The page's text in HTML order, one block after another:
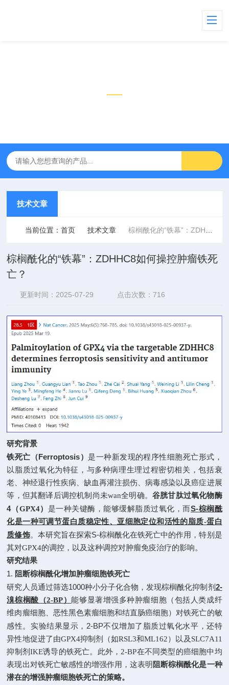
技术文章
当前位置：首页 技术文章 棕榈酰化的“铁幕”：ZDHHC8如何操控肿瘤铁死亡？
棕榈酰化的“铁幕”：ZDHHC8如何操控肿瘤铁死
亡？
更新时间：2025-07-29 点击次数：716
研究背景
铁死亡（Ferroptosis） 是一种新发现的程序性细胞死亡形式，
以脂质过氧化为特征，与多种病理生理过程密切相关，包括衰
老、神经退行性疾病、缺血再灌注损伤、病毒感染以及癌症进展
等，但其翻译后调控机制尚未wan全明确。 谷胱甘肽过氧化物酶
4（GPX4） 是一种关键酶，能够缓解脂质过氧化，而S-棕榈酰
化是一种可调节蛋白质稳定性、亚细胞定位和活性的脂质-蛋白
质修饰。本研究旨在探索S-棕榈酰化在铁死亡中的作用，特别是
其对GPX4的调控，以及这种调控对肿瘤免疫治疗的影响。
研究结果
1. 阻断棕榈酰化增加肿瘤细胞铁死亡
研究人员通过筛选1000种小分子化合物，发现棕榈酰化抑制剂2-
溴棕榈酸（2-BP）能够显著增强多种肿瘤细胞（包括人类成纤
维肉瘤细胞、恶性黑色素瘤细胞和结直肠癌细胞）对铁死亡的敏
感性。实验结果显示， 2-BP不仅增加了脂质过氧化水平，还特
异性地促进了由GPX4抑制剂（如RSL3和ML162）以及 SLC7A11
抑制剂IKE诱导的铁死亡。此外， 2-BP在不同类型的癌细胞中均
表现出对铁死亡敏感性的增强作用，这表明 阻断棕榈酰化是一种
潜在的增强肿瘤细胞铁死亡的策略。